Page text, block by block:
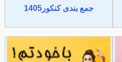
جمع بندی کنکور1405